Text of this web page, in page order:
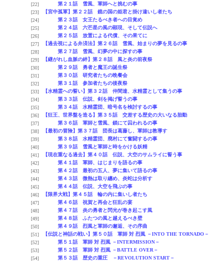
[22]
第２１話 雪風、軍師へと挑むの事
[23]
【宮中孤軍】第２２話 鏡の国の姫君と掛け違いし者たち
[24]
第２３話 女王たるべき者への目覚め
[25]
第２４話 六芒星の風の顕現、そして伝説へ
[26]
第２５話 放置による代償、その果てに
[27]
【過去視による弁済法】第２６話 雪風、始まりの夢を見るの事
[28]
第２７話 雪風、幻夢の中に探すの事
[29]
【継がれし血脈の絆】第２８話 風と炎の前夜祭
[30]
第２９話 勇者と魔王の誕生祭
[31]
第３０話 研究者たちの晩餐会
[32]
第３１話 参加者たちの後夜祭
[33]
【水精霊への誓い】第３２話 仲間達、水精霊として集うの事
[34]
第３３話 伝説、剣を掲げ誓うの事
[35]
第３４話 水精霊団、暗号名を検討するの事
[36]
【狂王、世界盤を造る】第３５話 交差する歴史の大いなる胎動
[37]
第３６話 軍師と雪風、鎖にて囚われるの事
[38]
【最初の冒険】第３７話 団長は葛藤し、軍師は教導す
[39]
第３８話 水精霊団、廃村にて奮闘するの事
[40]
第３９話 雪風と軍師と時をかける妖精
[41]
【現在重なる過去】第４０話 伝説、大空のサムライに誓う事
[42]
第４１話 軍師、はじまりを語るの事
[43]
第４２話 最初の五人、夢に集いて語るの事
[44]
第４３話 微熱は取り纏め、炎蛇は分析す
[45]
第４４話 伝説、大空を飛ぶの事
[46]
【限界大戦】第４５話 輪の内に集いし者たち
[47]
第４６話 祝賀と再会と狂乱の宴
[48]
第４７話 炎の勇者と閃光が巻き起こす風
[49]
第４８話 ふたつの風と越えるべき壁
[50]
第４９話 烈風と軍師の邂逅、その序曲
[51]
【伝説と神話の戦い】第５０話 軍師 対 烈風 －INTO THE TORNADO－
[52]
第５１話 軍師 対 烈風 －INTERMISSION－
[53]
第５２話 軍師 対 烈風 －BATTLE OVER－
[54]
第５３話 歴史の重圧 －REVOLUTION START－